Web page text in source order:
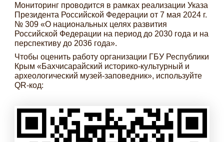
Мониторинг проводится в рамках реализации Указа
Президента Российской Федерации от 7 мая 2024 г.
№ 309 «О национальных целях развития
Российской Федерации на период до 2030 года и на
перспективу до 2036 года».
Чтобы оценить работу организации ГБУ Республики
Крым «Бахчисарайский историко-культурный и
археологический музей-заповедник», используйте
QR-код: